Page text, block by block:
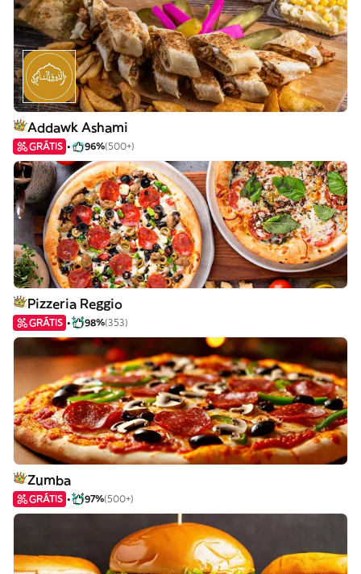
Addawk Ashami
GRÁTIS 96%(500+)
Pizzeria Reggio
GRÁTIS 98%(353)
Zumba
GRÁTIS 97%(500+)